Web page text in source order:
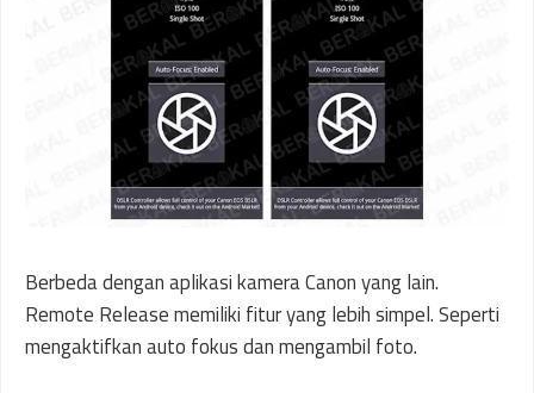
Berbeda dengan aplikasi kamera Canon yang lain.
Remote Release memiliki fitur yang lebih simpel. Seperti
mengaktifkan auto fokus dan mengambil foto.